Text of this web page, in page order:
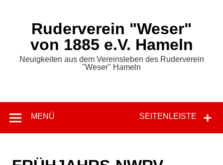
Ruderverein "Weser"
von 1885 e.V. Hameln
Neuigkeiten aus dem Vereinsleben des Ruderverein
"Weser" Hameln
SEITENLEISTE
MENÜ